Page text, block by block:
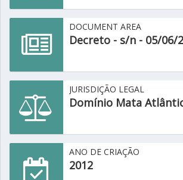
DOCUMENT AREA
Decreto - s/n - 05/06/
JURISDIÇÃO LEGAL
Domínio Mata
ANO DE CRIAÇÃO
2012